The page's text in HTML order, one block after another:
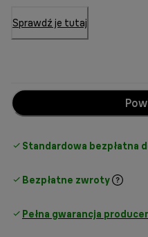
Sprawdź je tutaj
Standardowa bezpłatna
Bezpłatne zwroty
Pełna gwarancja